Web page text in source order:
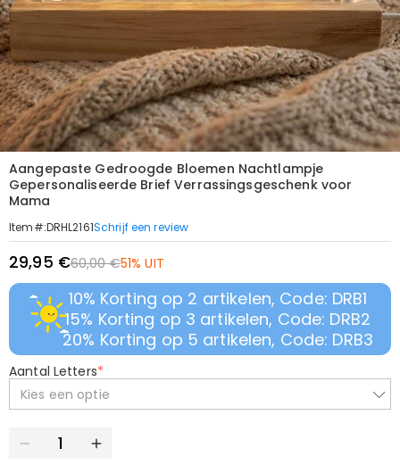
Aangepaste Gedroogde Bloemen Nachtlampje
Gepersonaliseerde Brief Verrassingsgeschenk voor
Mama
Item#:DRHL2161Schrijf een review
29,95 €60,00 €51% UIT
10% Korting op 2 artikelen, Code: DRB1
15% Korting op 3 artikelen, Code: DRB2
20% Korting op 5 artikelen, Code: DRB3
Aantal Letters*
Kies een optie